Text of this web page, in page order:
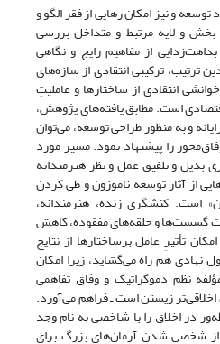
و نیز امکان رهایی از فقر الگو و
و لایه مرتبط و متداخل بررسی
از مفاهیم رایج و نگاهی
ترتیب، ترکیبی انتقادی از سازه‌های
انتقادی از ساختارها و عاملیتِ
است. مطابق یافته‌های پژوهش،
و به منظور طراحی توسعه، می‌توان
را پیشنهاد نمود. مسیر مورد
بدیل و تلفیق عمل و نظر هنرمندانه
از آثار توسعه ناموزون و طی کردن
است. کنشگری زنده، هنرمندانه،
گسست‌ها و حلقه‌های مفقوده، کاهش
تأثیرِ عامل برساختارها از نتایج
نهادی هم راه می‌گشاید، زیرا امکان
نظم دموکراتیک و وفاق تفاهمی
زیستن است ـ فراهم می‌آورد.
در اخلاق را با شاخصی به نام وجد
شخصی شدن آرمان‌های بزرگ برای